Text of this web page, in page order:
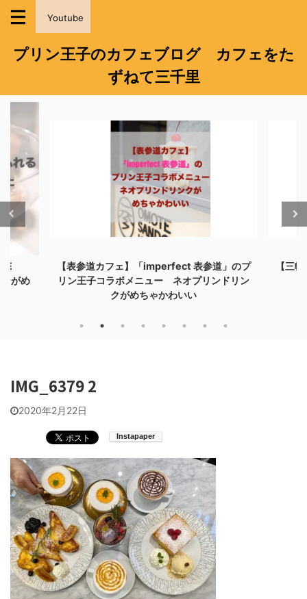
Youtube
プリン王子のカフェブログ カフェをた
ずねて三千里
参道」のプ
リンドリン
【三軒茶屋カフェ】名店カボチャのかぼちゃ
プリンが可愛くてうますぎた
IMG_6379 2